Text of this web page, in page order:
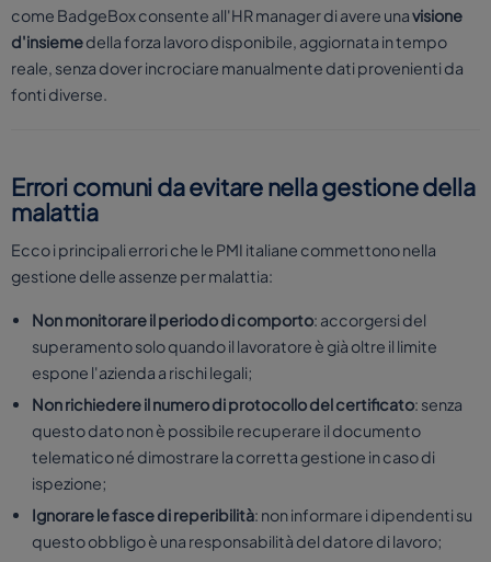
come BadgeBox consente all'HR manager di avere unavisione
d'insiemedella forza lavoro disponibile, aggiornata in tempo
reale, senza dover incrociare manualmente dati provenienti da
fonti diverse.
Errori comuni da evitare nella gestione della
malattia
Ecco i principali errori che le PMI italiane commettono nella
gestione delle assenze per malattia:
Non monitorare il periodo di comporto: accorgersi del
superamento solo quando il lavoratore è già oltre il limite
espone l'azienda a rischi legali;
Non richiedere il numero di protocollo del certificato: senza
questo dato non è possibile recuperare il documento
telematico né dimostrare la corretta gestione in caso di
ispezione;
Ignorare le fasce di reperibilità: non informare i dipendenti su
questo obbligo è una responsabilità del datore di lavoro;